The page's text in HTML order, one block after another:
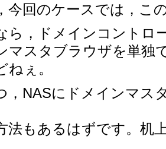
今回のケースでは，こ
ら，ドメインコントロ
マスタブラウザを単独
ねぇ。
，NASにドメインマス
法もあるはずです。机